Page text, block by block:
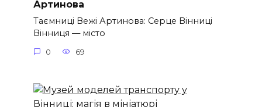
Артинова
Таємниці Вежі Артинова: Серце Вінниці
Вінниця — місто
0 69